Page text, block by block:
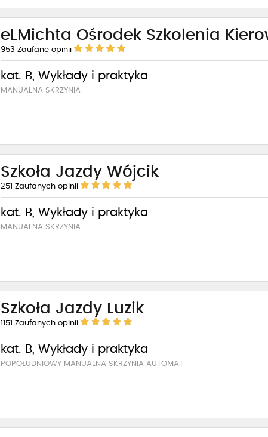
eLMichta Ośrodek Szkolenia
953 Zaufane opinii
kat. B, Wykłady i praktyka
MANUALNA SKRZYNIA
Szkoła Jazdy Wójcik
251 Zaufanych opinii
kat. B, Wykłady i praktyka
MANUALNA SKRZYNIA
Szkoła Jazdy Luzik
1151 Zaufanych opinii
kat. B, Wykłady i praktyka
POPOŁUDNIOWY MANUALNA SKRZYNIA AUTOMAT